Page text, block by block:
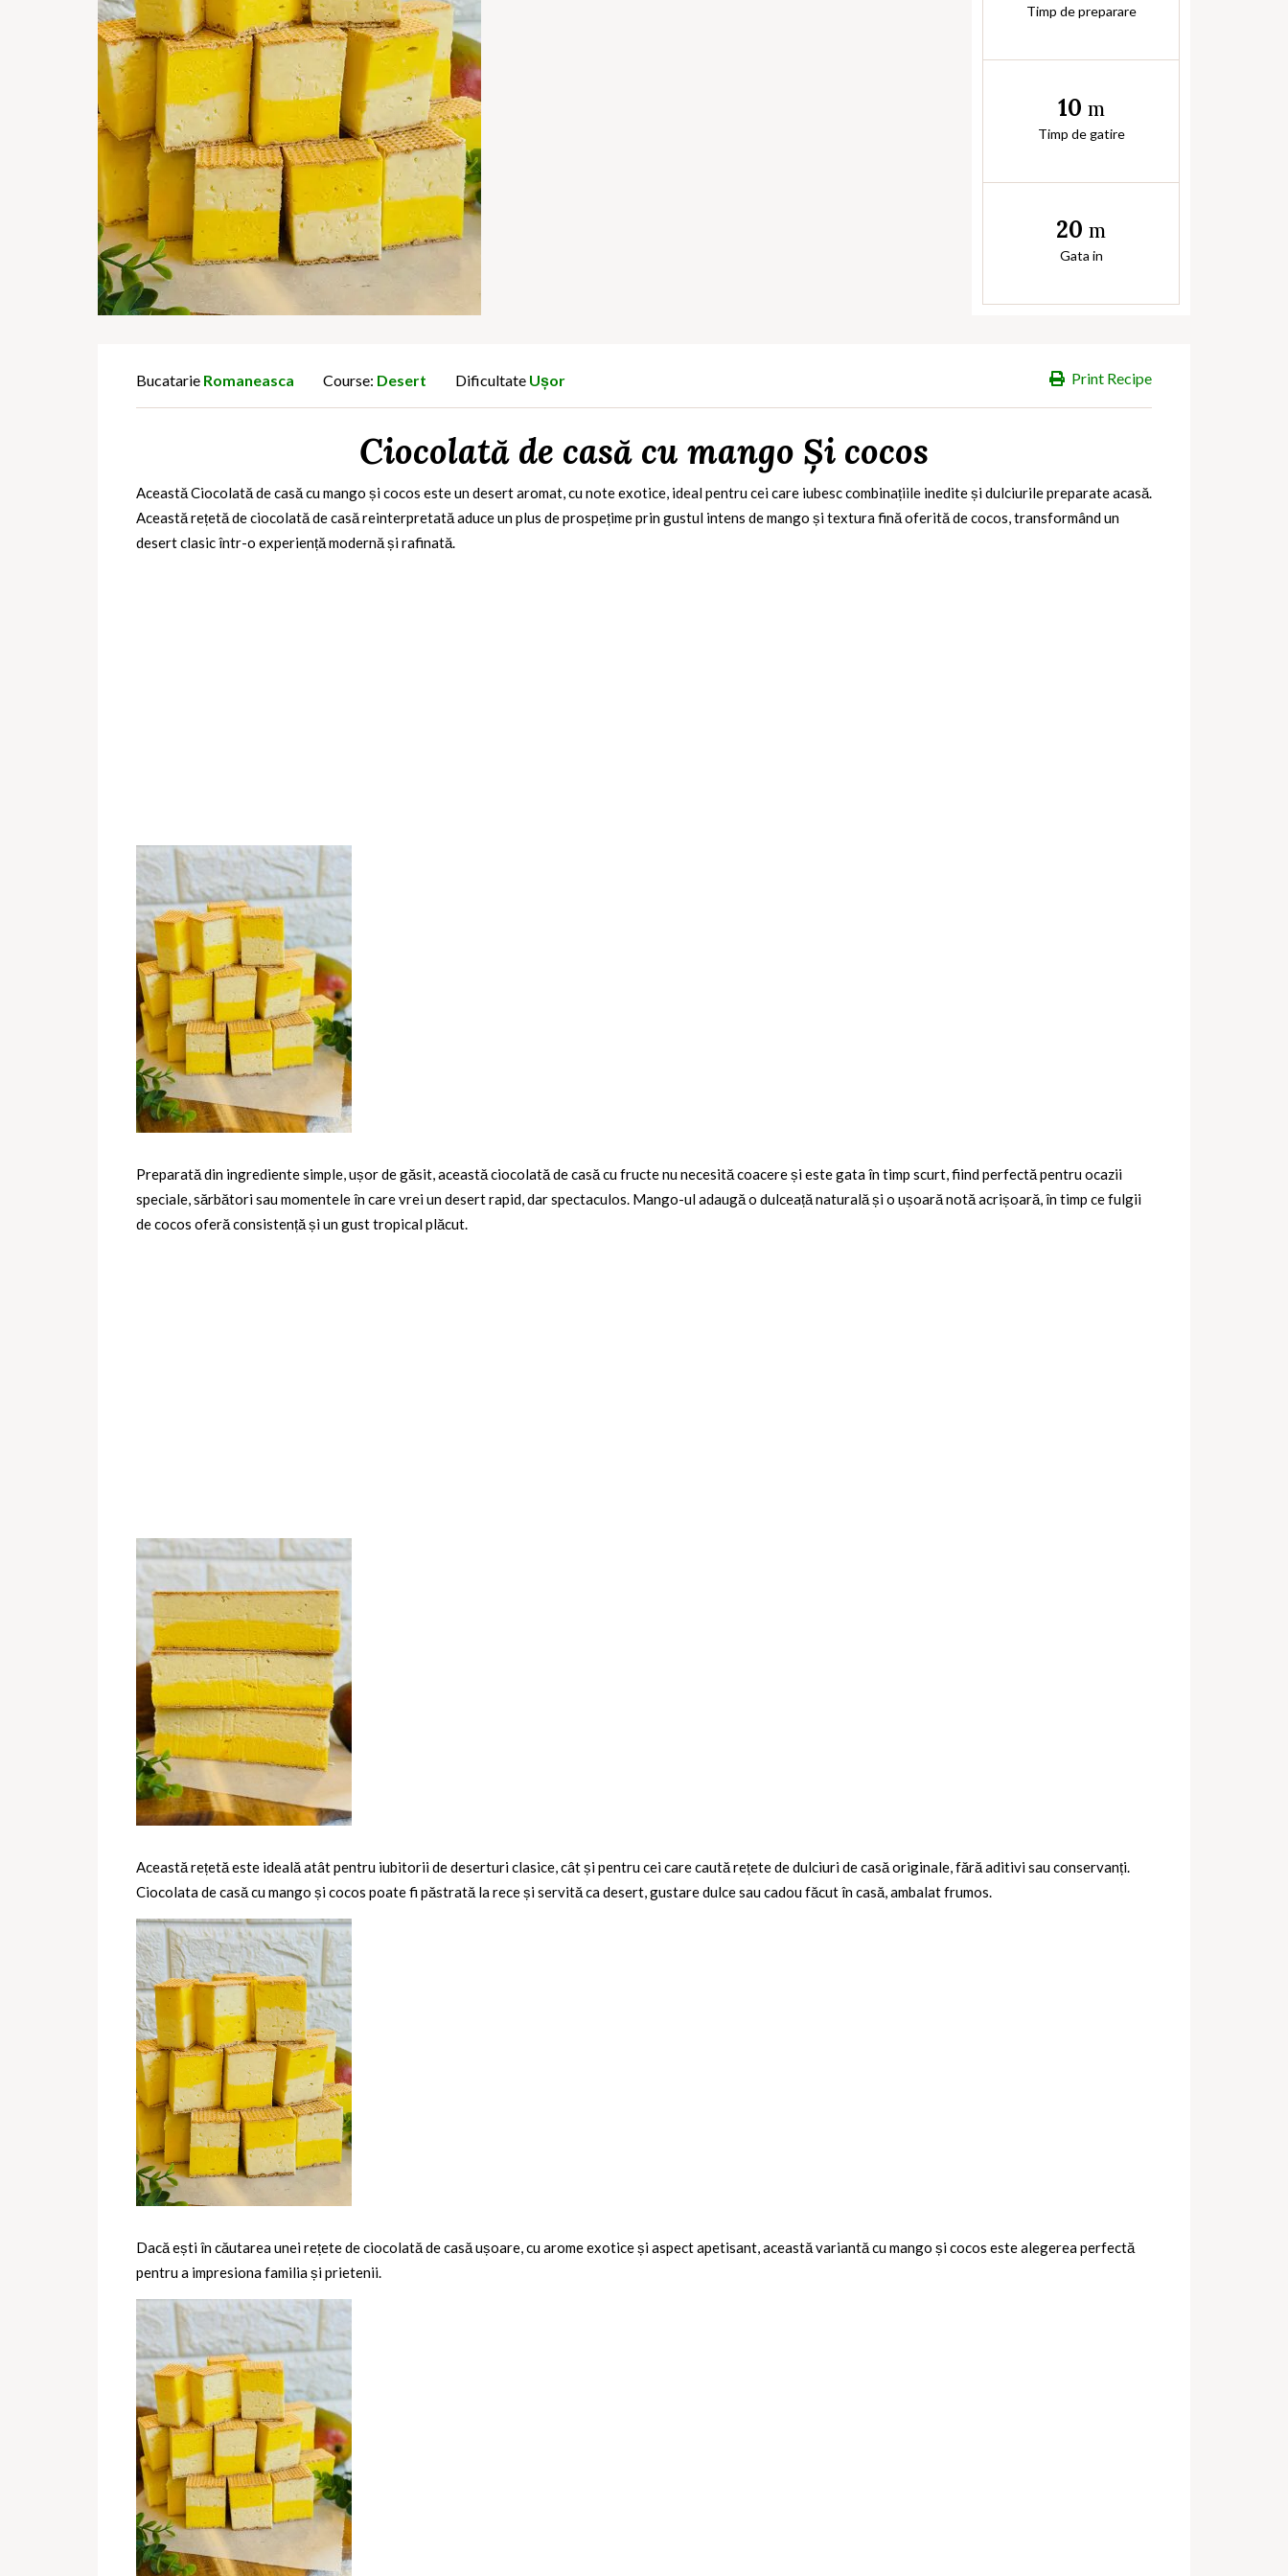
Timp de preparare
10 m
Timp de gatire
20 m
Gata in
Print Recipe
Bucatarie Romaneasca Course: Desert Dificultate Ușor
Ciocolată de casă cu mango Și cocos
Această Ciocolată de casă cu mango și cocos este un desert aromat, cu note exotice, ideal pentru cei care iubesc combinațiile inedite și dulciurile preparate acasă.
Această rețetă de ciocolată de casă reinterpretată aduce un plus de prospețime prin gustul intens de mango și textura fină oferită de cocos, transformând un
desert clasic într-o experiență modernă și rafinată.
Preparată din ingrediente simple, ușor de găsit, aceastăciocolată de casă cu fructenu necesită coacere și este gata în timp scurt, fiind perfectă pentru ocazii
speciale, sărbători sau momentele în care vrei un desert rapid, dar spectaculos. Mango-ul adaugă o dulceață naturală și o ușoară notă acrișoară, în timp ce fulgii
de cocos oferă consistență și un gust tropical plăcut.
Această rețetă este ideală atât pentru iubitorii de deserturi clasice, cât și pentru cei care cautărețete de dulciuri de casă originale, fără aditivi sau conservanți.
Ciocolata de casă cu mango și cocos poate fi păstrată la rece și servită ca desert, gustare dulce sau cadou făcut în casă, ambalat frumos.
Dacă ești în căutarea uneirețete de ciocolată de casă ușoare, cu arome exotice și aspect apetisant, această variantă cu mango și cocos este alegerea perfectă
pentru a impresiona familia și prietenii.